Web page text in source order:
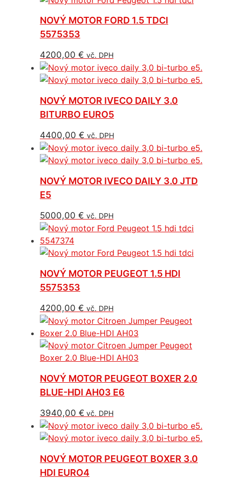
NOVÝ MOTOR FORD 1.5 TDCI
5575353
4200,00 € vč. DPH
NOVÝ MOTOR IVECO DAILY 3.0
BITURBO EURO5
4400,00 € vč. DPH
NOVÝ MOTOR IVECO DAILY 3.0 JTD
E5
5000,00 € vč. DPH
NOVÝ MOTOR PEUGEOT 1.5 HDI
5575353
4200,00 € vč. DPH
NOVÝ MOTOR PEUGEOT BOXER 2.0
BLUE-HDI AH03 E6
3940,00 € vč. DPH
NOVÝ MOTOR PEUGEOT BOXER 3.0
HDI EURO4